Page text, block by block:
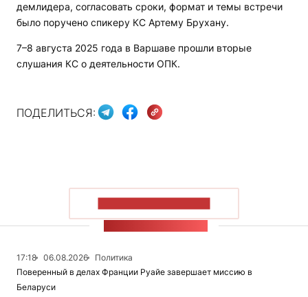
демлидера, согласовать сроки, формат и темы встречи
было поручено спикеру КС Артему Брухану.
7–8 августа 2025 года в Варшаве прошли вторые
слушания КС о деятельности ОПК.
ПОДЕЛИТЬСЯ:
17:18 06.08.2026
Политика
Поверенный в делах Франции Руайе завершает миссию в
Беларуси